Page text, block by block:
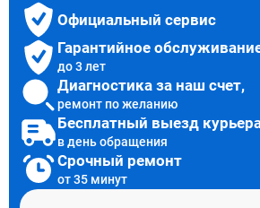
Официальный сервис
Гарантийное
до 3 лет
Диагностика за наш счет,
ремонт по желанию
Бесплатный выезд
в день обращения
Срочный ремонт
от 35 минут